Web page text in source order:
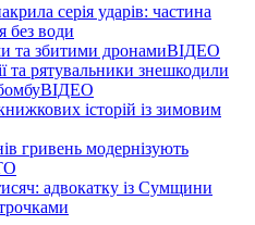
серія ударів: частина
без води
та збитими дронамиВІДЕО
та рятувальники знешкодили
ВІДЕО
історій із зимовим
гривень модернізують
адвокатку із Сумщини